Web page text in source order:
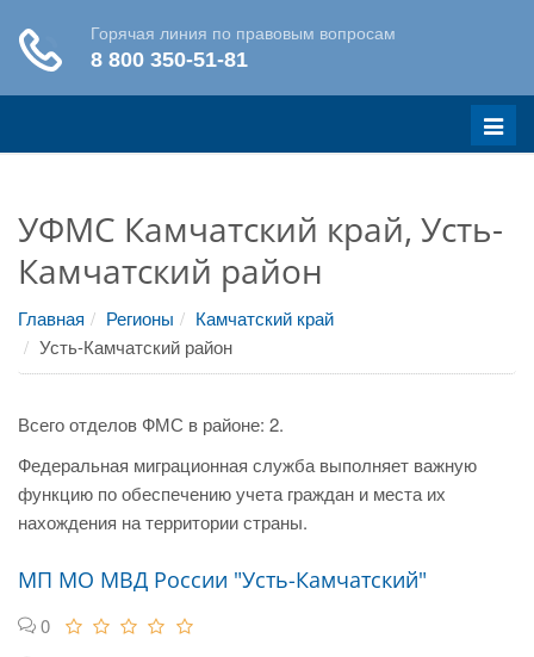
Меню
УФМС Камчатский край, Усть-
Камчатский район
Главная Регионы
Камчатский край
Усть-Камчатский район
Всего отделов ФМС в районе: 2.
Федеральная миграционная служба выполняет важную
функцию по обеспечению учета граждан и места их
нахождения на территории страны.
МП МО МВД России "Усть-Камчатский"
0